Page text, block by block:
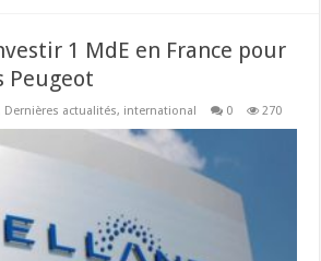
1 MdE en France pour
Peugeot
Dernières actualités, international 0 270